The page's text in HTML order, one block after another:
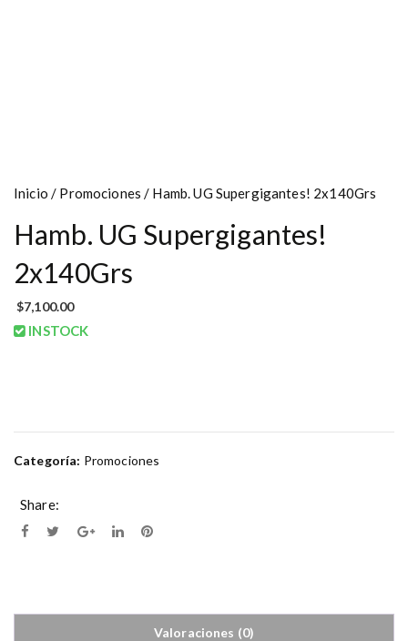
Inicio / Promociones / Hamb. UG Supergigantes! 2x140Grs
Hamb. UG Supergigantes!
2x140Grs
$7,100.00
INSTOCK
Categoría: Promociones
Share:
Valoraciones (0)